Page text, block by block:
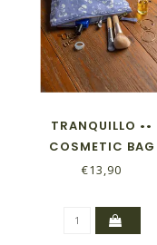
TRANQUILLO ••
COSMETIC BAG
€13,90